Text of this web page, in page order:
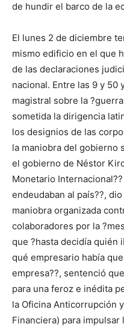
de hundir el barco de la
El lunes 2 de diciembre
mismo edificio en el que
de las declaraciones
nacional. Entre las 9 y 50
magistral sobre la
sometida la dirigencia
los designios de las
la maniobra del gobierno
el gobierno de Néstor
Monetario
endeudaban al país??,
maniobra organizada
colaboradores por la
que ?hasta decidía quién
qué empresario había
empresa??, sentenció
para una feroz e inédita
la Oficina Anticorrupción
Financiera) para impulsar